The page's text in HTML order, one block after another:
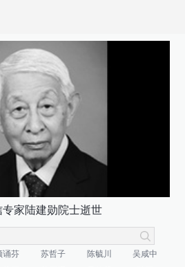
专家陆建勋院士逝世
诵芬 苏哲子 陈毓川
吴咸中